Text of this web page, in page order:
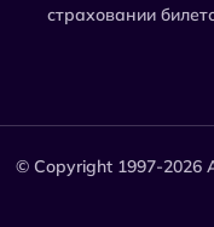
страховании
© Copyright 1997-2026